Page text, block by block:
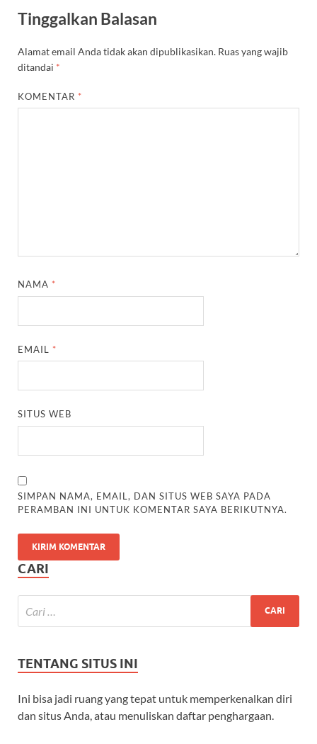
Tinggalkan Balasan
Alamat email Anda tidak akan dipublikasikan. Ruas yang wajib
ditandai *
KOMENTAR *
NAMA *
EMAIL *
SITUS WEB
SIMPAN NAMA, EMAIL, DAN SITUS WEB SAYA PADA
PERAMBAN INI UNTUK KOMENTAR SAYA BERIKUTNYA.
CARI
TENTANG SITUS INI
Ini bisa jadi ruang yang tepat untuk memperkenalkan diri
dan situs Anda, atau menuliskan daftar penghargaan.